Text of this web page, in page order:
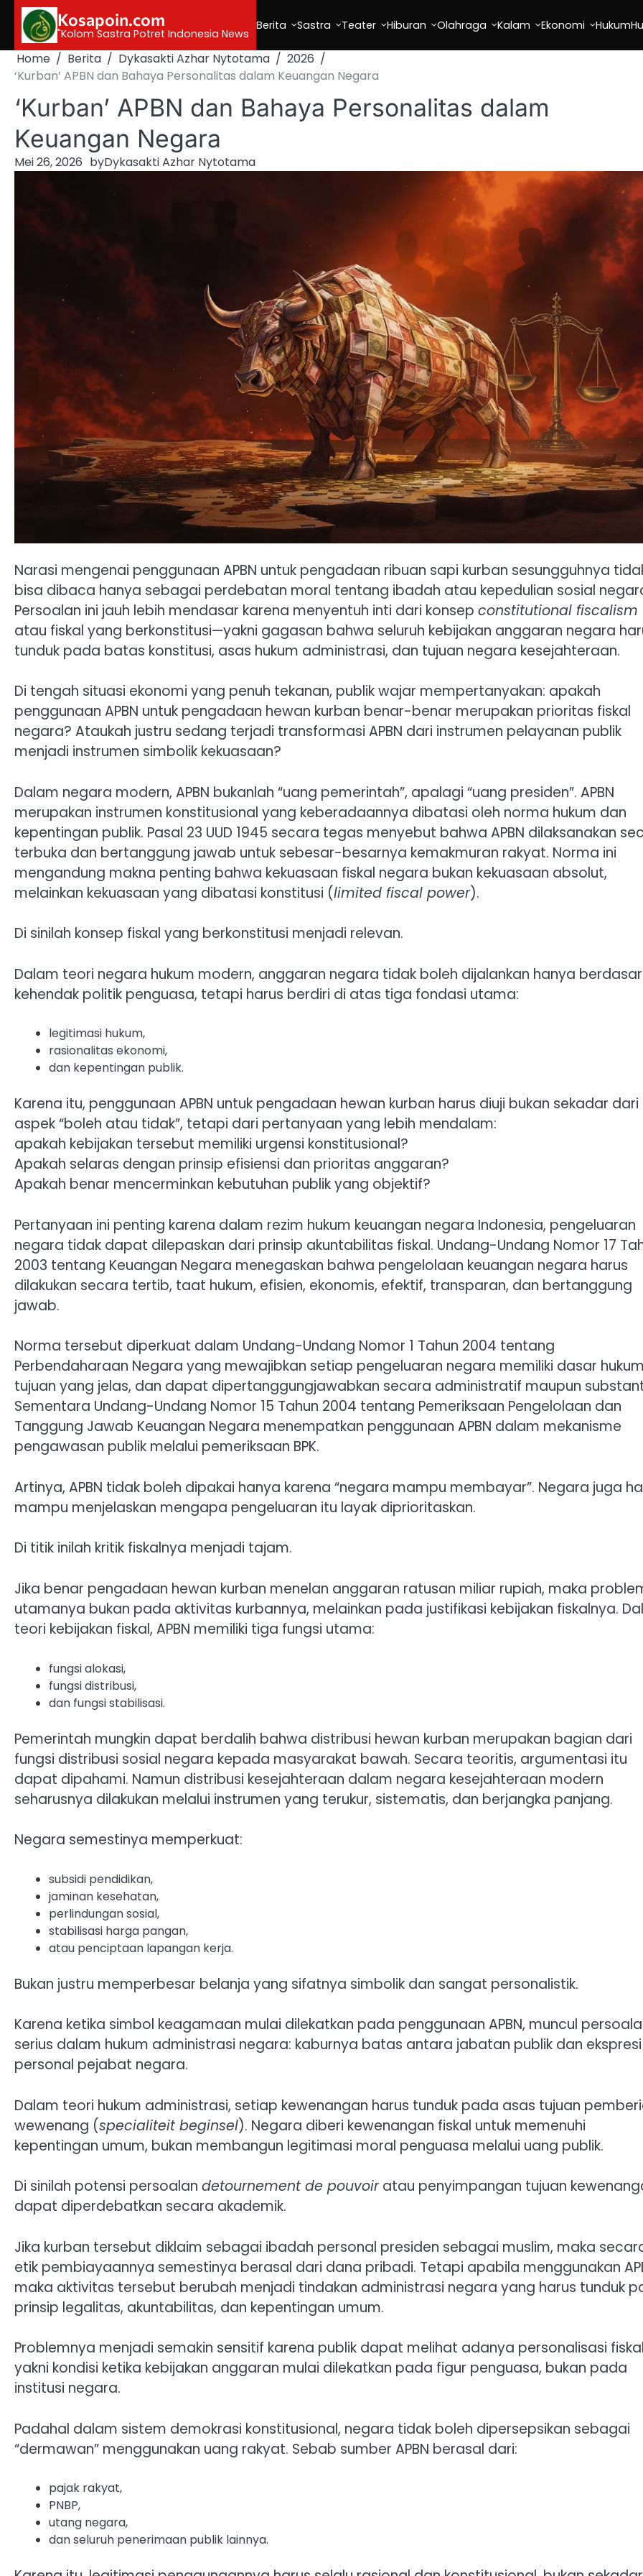
Skip
content
Kosapoin.com
"Kolom Sastra Potret Indonesia News
Berita Sastra Teater Hiburan Olahraga Kalam Ekonomi Hukum
Home Berita Dykasakti Azhar Nytotama
2026
‘Kurban’ APBN dan Bahaya Personalitas dalam Keuangan Negara
‘Kurban’ APBN dan Bahaya Personalitas dalam
Keuangan Negara
Mei 26, 2026 byDykasakti Azhar Nytotama
Narasi mengenai penggunaan APBN untuk pengadaan ribuan sapi kurban sesungguhnya
bisa dibaca hanya sebagai perdebatan moral tentang ibadah atau kepedulian sosial
Persoalan ini jauh lebih mendasar karena menyentuh inti dari konsep constitutional fiscalism
atau fiskal yang berkonstitusi—yakni gagasan bahwa seluruh kebijakan anggaran negara
tunduk pada batas konstitusi, asas hukum administrasi, dan tujuan negara kesejahteraan.
Di tengah situasi ekonomi yang penuh tekanan, publik wajar mempertanyakan: apakah
penggunaan APBN untuk pengadaan hewan kurban benar-benar merupakan prioritas fiskal
negara? Ataukah justru sedang terjadi transformasi APBN dari instrumen pelayanan publik
menjadi instrumen simbolik kekuasaan?
Dalam negara modern, APBN bukanlah “uang pemerintah”, apalagi “uang presiden”. APBN
merupakan instrumen konstitusional yang keberadaannya dibatasi oleh norma hukum dan
kepentingan publik. Pasal 23 UUD 1945 secara tegas menyebut bahwa APBN dilaksanakan
terbuka dan bertanggung jawab untuk sebesar-besarnya kemakmuran rakyat. Norma ini
mengandung makna penting bahwa kekuasaan fiskal negara bukan kekuasaan absolut,
melainkan kekuasaan yang dibatasi konstitusi (limited fiscal power).
Di sinilah konsep fiskal yang berkonstitusi menjadi relevan.
Dalam teori negara hukum modern, anggaran negara tidak boleh dijalankan hanya
kehendak politik penguasa, tetapi harus berdiri di atas tiga fondasi utama:
legitimasi hukum,
rasionalitas ekonomi,
dan kepentingan publik.
Karena itu, penggunaan APBN untuk pengadaan hewan kurban harus diuji bukan sekadar dari
aspek “boleh atau tidak”, tetapi dari pertanyaan yang lebih mendalam:
apakah kebijakan tersebut memiliki urgensi konstitusional?
Apakah selaras dengan prinsip efisiensi dan prioritas anggaran?
Apakah benar mencerminkan kebutuhan publik yang objektif?
Pertanyaan ini penting karena dalam rezim hukum keuangan negara Indonesia, pengeluaran
negara tidak dapat dilepaskan dari prinsip akuntabilitas fiskal. Undang-Undang Nomor 17
2003 tentang Keuangan Negara menegaskan bahwa pengelolaan keuangan negara harus
dilakukan secara tertib, taat hukum, efisien, ekonomis, efektif, transparan, dan bertanggung
jawab.
Norma tersebut diperkuat dalam Undang-Undang Nomor 1 Tahun 2004 tentang
Perbendaharaan Negara yang mewajibkan setiap pengeluaran negara memiliki dasar
tujuan yang jelas, dan dapat dipertanggungjawabkan secara administratif maupun
Sementara Undang-Undang Nomor 15 Tahun 2004 tentang Pemeriksaan Pengelolaan dan
Tanggung Jawab Keuangan Negara menempatkan penggunaan APBN dalam mekanisme
pengawasan publik melalui pemeriksaan BPK.
Artinya, APBN tidak boleh dipakai hanya karena “negara mampu membayar”. Negara juga
mampu menjelaskan mengapa pengeluaran itu layak diprioritaskan.
Di titik inilah kritik fiskalnya menjadi tajam.
Jika benar pengadaan hewan kurban menelan anggaran ratusan miliar rupiah, maka
utamanya bukan pada aktivitas kurbannya, melainkan pada justifikasi kebijakan fiskalnya.
teori kebijakan fiskal, APBN memiliki tiga fungsi utama:
fungsi alokasi,
fungsi distribusi,
dan fungsi stabilisasi.
Pemerintah mungkin dapat berdalih bahwa distribusi hewan kurban merupakan bagian dari
fungsi distribusi sosial negara kepada masyarakat bawah. Secara teoritis, argumentasi itu
dapat dipahami. Namun distribusi kesejahteraan dalam negara kesejahteraan modern
seharusnya dilakukan melalui instrumen yang terukur, sistematis, dan berjangka panjang.
Negara semestinya memperkuat:
subsidi pendidikan,
jaminan kesehatan,
perlindungan sosial,
stabilisasi harga pangan,
atau penciptaan lapangan kerja.
Bukan justru memperbesar belanja yang sifatnya simbolik dan sangat personalistik.
Karena ketika simbol keagamaan mulai dilekatkan pada penggunaan APBN, muncul
serius dalam hukum administrasi negara: kaburnya batas antara jabatan publik dan ekspresi
personal pejabat negara.
Dalam teori hukum administrasi, setiap kewenangan harus tunduk pada asas tujuan
wewenang (specialiteit beginsel). Negara diberi kewenangan fiskal untuk memenuhi
kepentingan umum, bukan membangun legitimasi moral penguasa melalui uang publik.
Di sinilah potensi persoalan detournement de pouvoiratau penyimpangan tujuan
dapat diperdebatkan secara akademik.
Jika kurban tersebut diklaim sebagai ibadah personal presiden sebagai muslim, maka
etik pembiayaannya semestinya berasal dari dana pribadi. Tetapi apabila menggunakan
maka aktivitas tersebut berubah menjadi tindakan administrasi negara yang harus tunduk
prinsip legalitas, akuntabilitas, dan kepentingan umum.
Problemnya menjadi semakin sensitif karena publik dapat melihat adanya personalisasi
yakni kondisi ketika kebijakan anggaran mulai dilekatkan pada figur penguasa, bukan pada
institusi negara.
Padahal dalam sistem demokrasi konstitusional, negara tidak boleh dipersepsikan sebagai
“dermawan” menggunakan uang rakyat. Sebab sumber APBN berasal dari:
pajak rakyat,
PNBP,
utang negara,
dan seluruh penerimaan publik lainnya.